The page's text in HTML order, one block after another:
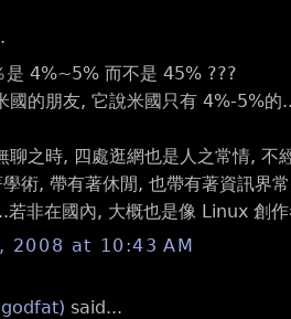
是 4%~5% 而不是 45% ???
國的朋友, 它說米國只有 4%-5%的
聊之時, 四處逛網也是人之常情,
術, 帶有著休閒, 也帶有著資訊界
若非在國內, 大概也是像 Linux 創
2008 at 10:43 AM
said...